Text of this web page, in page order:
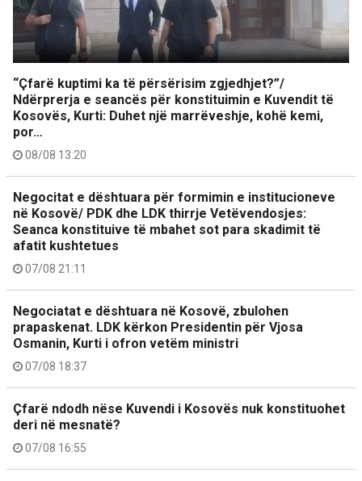
“Çfarë kuptimi ka të përsërisim zgjedhjet?”/
Ndërprerja e seancës për konstituimin e Kuvendit të
Kosovës, Kurti: Duhet një marrëveshje, kohë kemi,
por…
08/08 13:20
Negocitat e dështuara për formimin e institucioneve
në Kosovë/ PDK dhe LDK thirrje Vetëvendosjes:
Seanca konstituive të mbahet sot para skadimit të
afatit kushtetues
07/08 21:11
Negociatat e dështuara në Kosovë, zbulohen
prapaskenat. LDK kërkon Presidentin për Vjosa
Osmanin, Kurti i ofron vetëm ministri
07/08 18:37
Çfarë ndodh nëse Kuvendi i Kosovës nuk konstituohet
deri në mesnatë?
07/08 16:55